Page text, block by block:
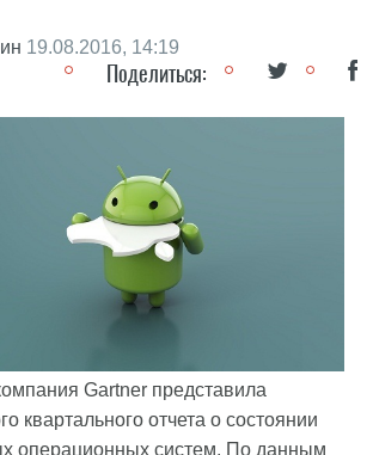
19.08.2016, 14:19
Поделиться:
Gartner представила
квартального отчета о состоянии
операционных систем. По данным